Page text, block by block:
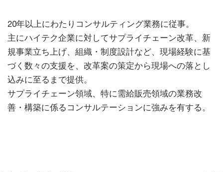
20年以上にわたりコンサルティング業務に従事。
主にハイテク企業に対してサプライチェーン改革、新
規事業立ち上げ、組織・制度設計など、現場経験に基
づく数々の支援を、改革案の策定から現場への落とし
込みに至るまで提供。
サプライチェーン領域、特に需給販売領域の業務改
善・構築に係るコンサルテーションに強みを有する。